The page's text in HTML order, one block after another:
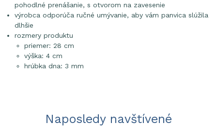
pohodlné prenášanie, s otvorom na zavesenie
výrobca odporúča ručné umývanie, aby vám panvica slúžila
dlhšie
rozmery produktu
priemer: 28 cm
výška: 4 cm
hrúbka dna: 3 mm
Naposledy navštívené